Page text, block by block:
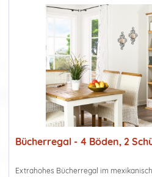
Bücherregal - 4 Böden, 2
Extrahohes Bücherregal im